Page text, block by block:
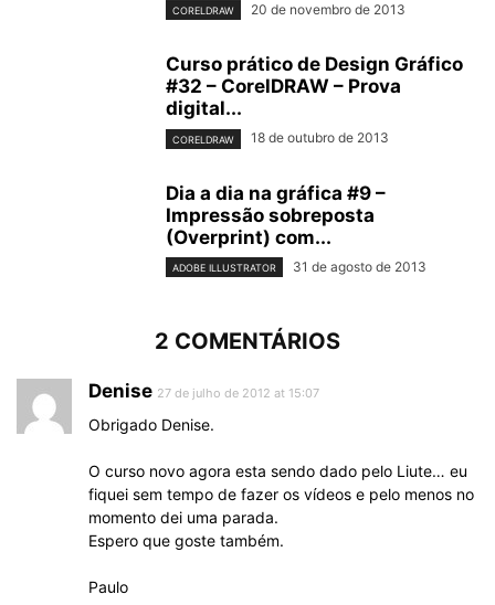
CORELDRAW 20 de novembro de 2013
Curso prático de Design Gráfico
#32 – CorelDRAW – Prova
digital...
CORELDRAW 18 de outubro de 2013
Dia a dia na gráfica #9 –
Impressão sobreposta
(Overprint) com...
ADOBE ILLUSTRATOR 31 de agosto de 2013
2 COMENTÁRIOS
Denise 27 de julho de 2012 at 15:07
Obrigado Denise.
O curso novo agora esta sendo dado pelo Liute… eu
fiquei sem tempo de fazer os vídeos e pelo menos no
momento dei uma parada.
Espero que goste também.
Paulo